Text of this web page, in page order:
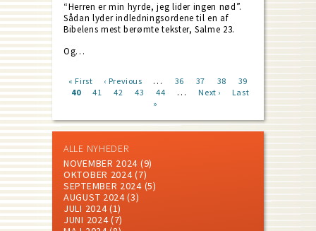
“Herren er min hyrde, jeg lider ingen nød”.
Sådan lyder indledningsordene til en af
Bibelens mest berømte tekster, Salme 23.
Og…
Pagination
First
page
« First
Previous
page
‹ Previous … Page
36 Page
37 Page
38 Page
39
Current
40 Page
41 Page
42 Page
43 Page
44 …
Next
Next ›
Last
Last
»
ALLE NYHEDER
NOVEMBER 2024 (9)
OKTOBER 2024(7)
SEPTEMBER 2024(5)
AUGUST 2024(3)
JULI 2024(1)
JUNI 2024(7)